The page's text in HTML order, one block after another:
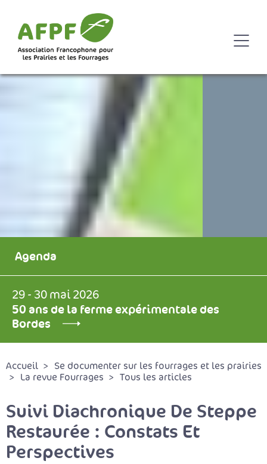
Agenda
29 - 30 mai 2026
50 ans de la ferme expérimentale des
Bordes
Accueil
Se documenter sur les fourrages et les prairies
La revue Fourrages
Tous les articles
Suivi Diachronique De Steppe
Restaurée : Constats Et
Perspectives